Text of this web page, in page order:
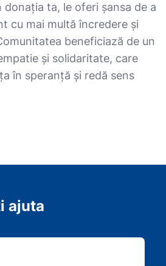
donația ta, le oferi șansa de a
cu mai multă încredere și
beneficiază de un
și solidaritate, care
în speranță și redă sens
ajuta